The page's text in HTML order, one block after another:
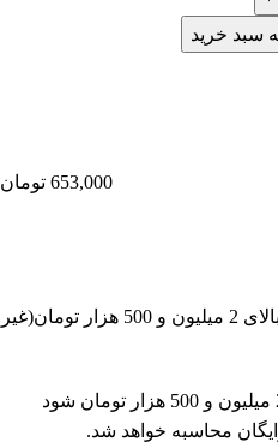
سبد خرید
653,000 تومان
ارسال رایگان برای سفارش های بالای 2 میلیون و 500 هزار تومان(غیر
چنانچه جمع سبد خرید شما بالای 2 میلیون و 500 هزار تومان شود
محاسبه خواهد شد.